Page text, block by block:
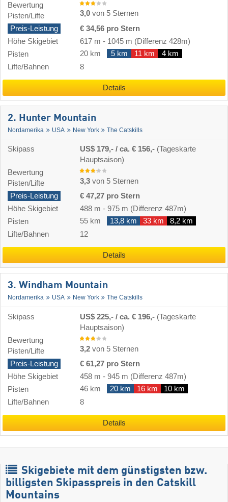
Bewertung
Pisten/Lifte
3,0 von 5 Sternen
Preis-Leistung
€ 34,56 pro Stern
Höhe Skigebiet
617 m - 1045 m (Differenz 428m)
Pisten
20 km 5 km 11 km
4 km
Lifte/Bahnen
8
Details
2. Hunter Mountain
Nordamerika USA New York The Catskills
Skipass US$ 179,- / ca. € 156,- (Tageskarte
Hauptsaison)
Bewertung
Pisten/Lifte
3,3 von 5 Sternen
Preis-Leistung
€ 47,27 pro Stern
Höhe Skigebiet
488 m - 975 m (Differenz 487m)
Pisten
55 km 13,8 km 33 km
8,2 km
Lifte/Bahnen
12
Details
3. Windham Mountain
Nordamerika USA New York The Catskills
Skipass US$ 225,- / ca. € 196,- (Tageskarte
Hauptsaison)
Bewertung
Pisten/Lifte
3,2 von 5 Sternen
Preis-Leistung
€ 61,27 pro Stern
Höhe Skigebiet
458 m - 945 m (Differenz 487m)
Pisten
46 km 20 km 16 km
10 km
Lifte/Bahnen
8
Details
Skigebiete mit dem günstigsten bzw.
billigsten Skipasspreis in den Catskill
Mountains